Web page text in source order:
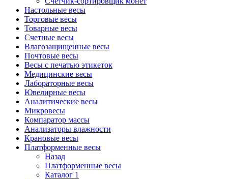
Настольные весы
Торговые весы
Товарные весы
Счетные весы
Влагозащищенные весы
Почтовые весы
Весы с печатью этикеток
Медицинские весы
Лабораторные весы
Ювелирные весы
Аналитические весы
Микровесы
Компаратор массы
Анализаторы влажности
Крановые весы
Платформенные весы
Назад
Платформенные весы
Каталог 1